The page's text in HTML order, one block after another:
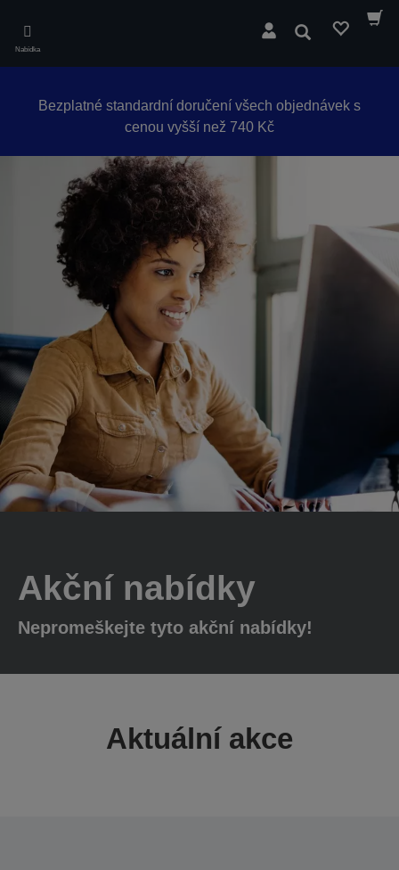
main
content
Nabídka
Hledat
Bezplatné standardní doručení všech objednávek s
cenou vyšší než 740 Kč
Akční nabídky
Nepromeškejte tyto akční nabídky!
Aktuální akce